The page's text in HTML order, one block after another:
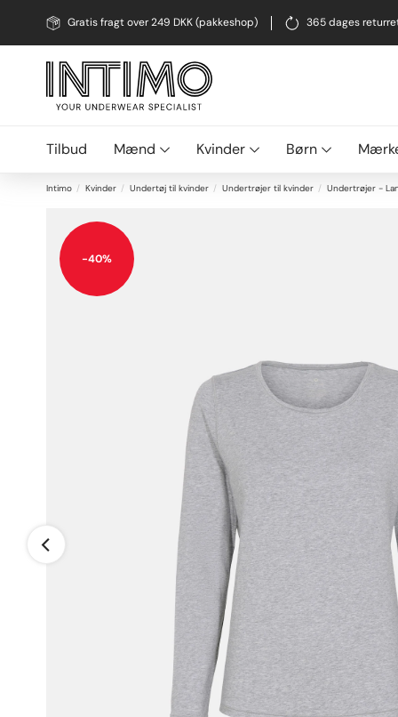
Gratis fragt over 249 DKK (pakkeshop) 365 dages
Tilbud Mænd Kvinder Børn
Intimo Kvinder Undertøj til kvinder Undertrøjer til kvinder Undertrøjer -
-40%